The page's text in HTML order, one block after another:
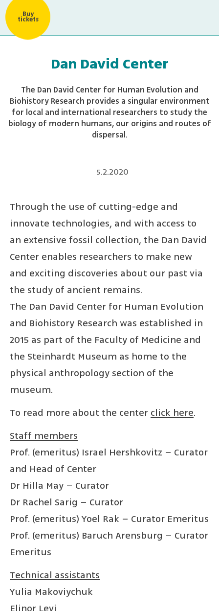
Buy
tickets
Dan David Center
The Dan David Center for Human Evolution and
Biohistory Research provides a singular environment
for local and international researchers to study the
biology of modern humans, our origins and routes of
dispersal.
5.2.2020
Through the use of cutting-edge and
innovate technologies, and with access to
an extensive fossil collection, the Dan David
Center enables researchers to make new
and exciting discoveries about our past via
the study of ancient remains.
The Dan David Center for Human Evolution
and Biohistory Research was established in
2015 as part of the Faculty of Medicine and
the Steinhardt Museum as home to the
physical anthropology section of the
museum.
To read more about the center click here.
Staff members
Prof. (emeritus) Israel Hershkovitz – Curator
and Head of Center
Dr Hilla May – Curator
Dr Rachel Sarig – Curator
Prof. (emeritus) Yoel Rak – Curator Emeritus
Prof. (emeritus) Baruch Arensburg – Curator
Emeritus
Technical assistants
Yulia Makoviychuk